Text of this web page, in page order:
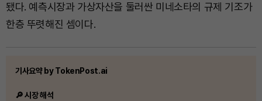
됐다. 예측시장과 가상자산을 둘러싼 미네소타의 규제 기조가
한층 뚜렷해진 셈이다.
기사요약 by TokenPost.ai
🔎 시장 해석